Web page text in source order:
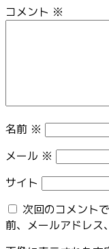
コメント ※
名前 ※
メール ※
サイト
次回のコメント
前、メールアドレス